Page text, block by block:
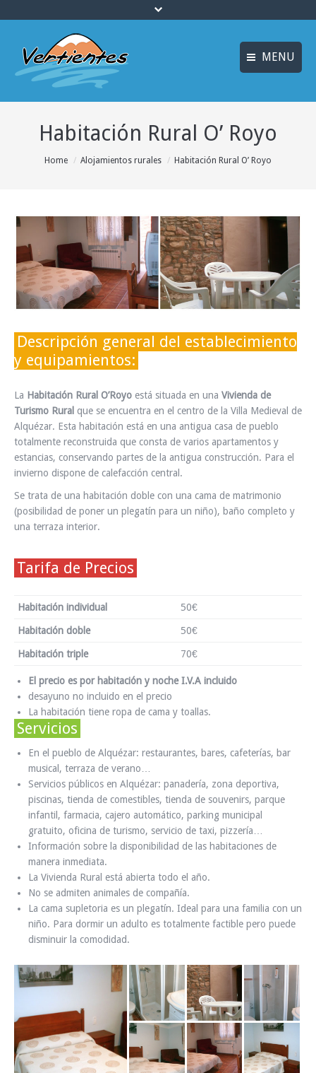
MENU
FRANÇAIS
ENGLISH
INICIO
MULTIAVENTURA y
ACTIVIDADES
ALOJAMIENTO
OFERTAS
CURSOS
INFO Y RESERVAS
Habitación Rural O’ Royo
You are here:
Home Alojamientos rurales Habitación Rural O’ Royo
Descripción general del establecimiento
y equipamientos:
La Habitación Rural O’Royo está situada en una Vivienda de
Turismo Rural que se encuentra en el centro de la Villa Medieval de
Alquézar. Esta habitación está en una antigua casa de pueblo
totalmente reconstruida que consta de varios apartamentos y
estancias, conservando partes de la antigua construcción. Para el
invierno dispone de calefacción central.
Se trata de una habitación doble con una cama de matrimonio
(posibilidad de poner un plegatín para un niño), baño completo y
una terraza interior.
Tarifa de Precios
Habitación individual 50€
Habitación doble 50€
Habitación triple 70€
El precio es por habitación y noche I.V.A incluido
desayuno no incluido en el precio
La habitación tiene ropa de cama y toallas.
Servicios
En el pueblo de Alquézar: restaurantes, bares, cafeterías, bar
musical, terraza de verano…
Servicios públicos en Alquézar: panadería, zona deportiva,
piscinas, tienda de comestibles, tienda de souvenirs, parque
infantil, farmacia, cajero automático, parking municipal
gratuito, oficina de turismo, servicio de taxi, pizzería…
Información sobre la disponibilidad de las habitaciones de
manera inmediata.
La Vivienda Rural está abierta todo el año.
No se admiten animales de compañía.
La cama supletoria es un plegatín. Ideal para una familia con un
niño. Para dormir un adulto es totalmente factible pero puede
disminuir la comodidad.